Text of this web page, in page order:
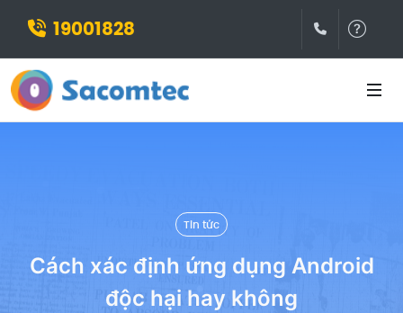
19001828
Tin tức
Cách xác định ứng dụng Android
độc hại hay không